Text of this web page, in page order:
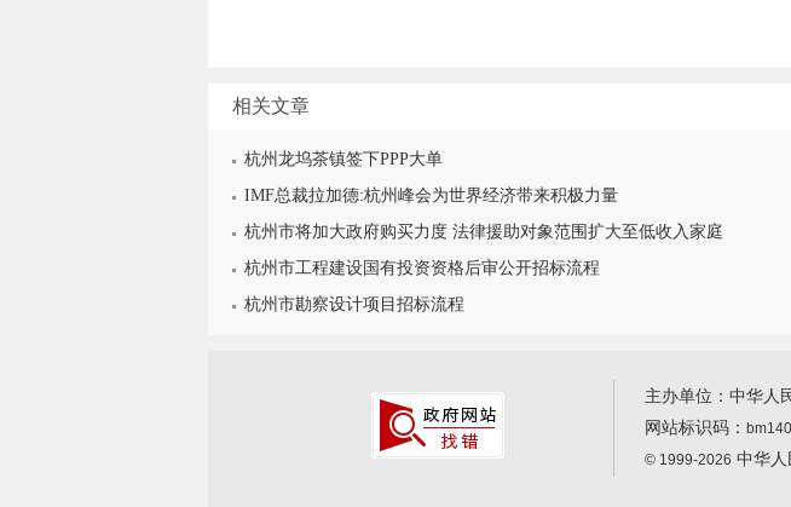
相关文章
杭州龙坞茶镇签下PPP大单
IMF总裁拉加德:杭州峰会为世界经济带来积极力量
杭州市将加大政府购买力度 法律援助对象范围扩大至低收入家庭
杭州市工程建设国有投资资格后审公开招标流程
杭州市勘察设计项目招标流程
主办单位：中华人
网站标识码：
© 1999-2026 中华